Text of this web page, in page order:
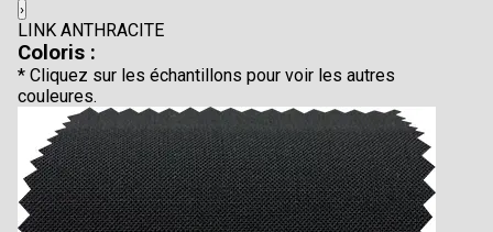
›
LINK ANTHRACITE
Coloris :
* Cliquez sur les échantillons pour voir les autres
couleures.